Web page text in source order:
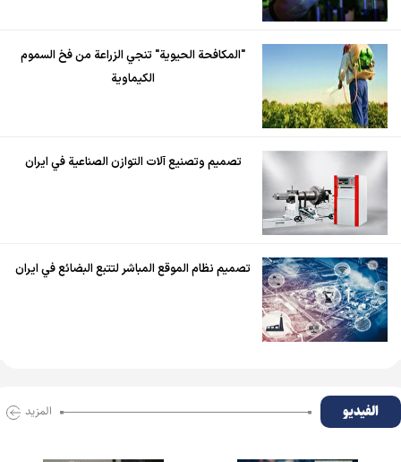
"المكافحة الحيوية" تنجي الزراعة من فخ السموم
الكيماوية
تصميم وتصنيع آلات التوازن الصناعية في ايران
تصميم نظام الموقع المباشر لتتبع البضائع في ايران
الفیدیو المزید